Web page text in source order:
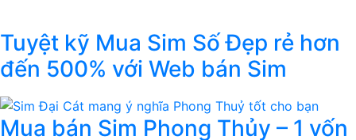
Tuyệt kỹ Mua Sim Số Đẹp rẻ hơn
đến 500% với Web bán Sim
Mua bán Sim Phong Thủy – 1 vốn